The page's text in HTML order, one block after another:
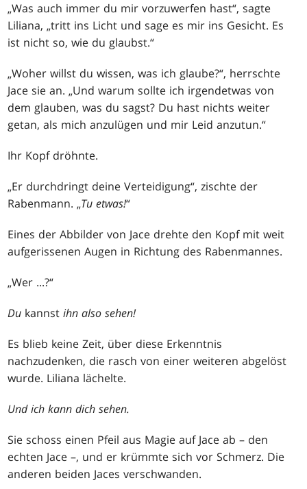
„Was auch immer du mir vorzuwerfen hast“, sagte
Liliana, „tritt ins Licht und sage es mir ins Gesicht. Es
ist nicht so, wie du glaubst.“
„Woher willst du wissen, was ich glaube?“, herrschte
Jace sie an. „Und warum sollte ich irgendetwas von
dem glauben, was du sagst? Du hast nichts weiter
getan, als mich anzulügen und mir Leid anzutun.“
Ihr Kopf dröhnte.
„Er durchdringt deine Verteidigung“, zischte der
Rabenmann. „Tu etwas!“
Eines der Abbilder von Jace drehte den Kopf mit weit
aufgerissenen Augen in Richtung des Rabenmannes.
„Wer ...?“
Du kannst ihn also sehen!
Es blieb keine Zeit, über diese Erkenntnis
nachzudenken, die rasch von einer weiteren abgelöst
wurde. Liliana lächelte.
Und ich kann dich sehen.
Sie schoss einen Pfeil aus Magie auf Jace ab – den
echten Jace –, und er krümmte sich vor Schmerz. Die
anderen beiden Jaces verschwanden.